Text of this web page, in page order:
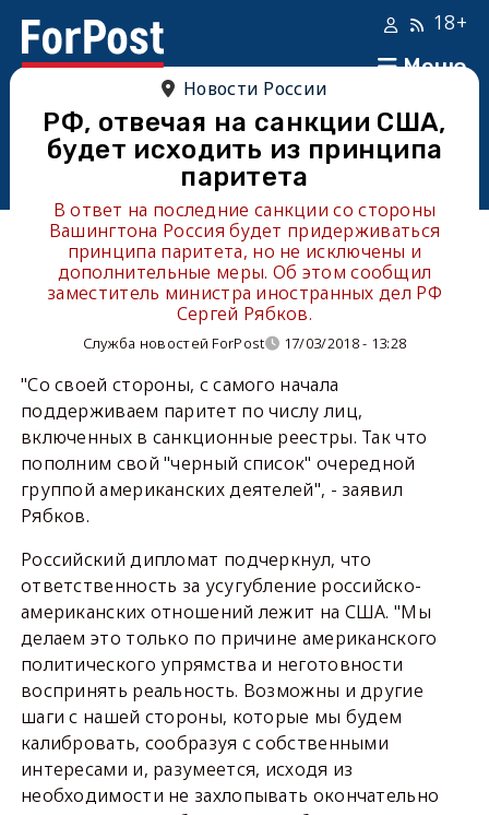
Меню
18+
Новости России
РФ, отвечая на санкции США,
будет исходить из принципа
паритета
В ответ на последние санкции со стороны
Вашингтона Россия будет придерживаться
принципа паритета, но не исключены и
дополнительные меры. Об этом сообщил
заместитель министра иностранных дел РФ
Сергей Рябков.
Служба новостей ForPost 17/03/2018 - 13:28
"Со своей стороны, с самого начала
поддерживаем паритет по числу лиц,
включенных в санкционные реестры. Так что
пополним свой "черный список" очередной
группой американских деятелей", - заявил
Рябков.
Российский дипломат подчеркнул, что
ответственность за усугубление российско-
американских отношений лежит на США. "Мы
делаем это только по причине американского
политического упрямства и неготовности
воспринять реальность. Возможны и другие
шаги с нашей стороны, которые мы будем
калибровать, сообразуя с собственными
интересами и, разумеется, исходя из
необходимости не захлопывать окончательно